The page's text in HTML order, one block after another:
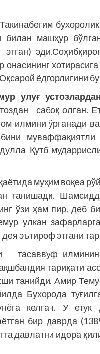
билан машҳур
ёдгорлигини
улуғ
сабоқ олган.
илмини ўрганади
муваффақиятли
Қутб
муҳим воқеа
танишади.
ўзи ҳам пир, деб
улкан
эътироф этгани
тасаввуф
тариқати
танийди. Амир
Бухорода
келган. У етук
бир даврда
давлатни идора